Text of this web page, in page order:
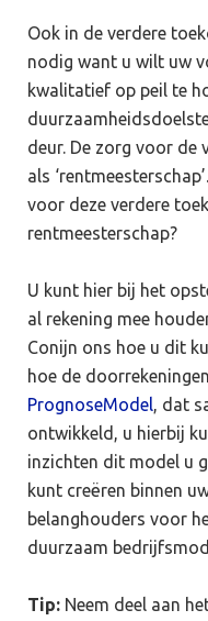
Ook in de verdere
nodig want u wilt uw
kwalitatief op peil te
deur. De zorg voor de
als
voor deze verdere
rentmeesterschap?
U kunt hier bij het
al rekening mee
Conijn ons hoe u dit
hoe de
PrognoseModel, dat
ontwikkeld, u hierbij
inzichten dit model u
kunt creëren binnen
belanghouders voor
duurzaam
Tip: Neem deel aan